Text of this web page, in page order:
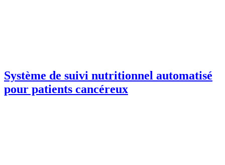
Système de suivi nutritionnel automatisé
pour patients cancéreux